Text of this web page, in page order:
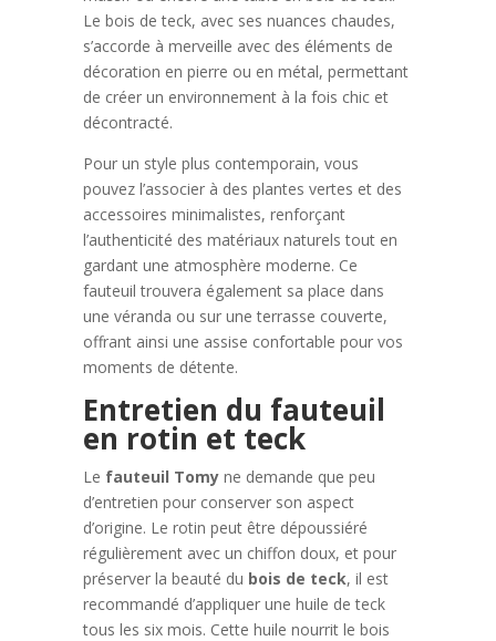
Le bois de teck, avec ses nuances chaudes,
s’accorde à merveille avec des éléments de
décoration en pierre ou en métal, permettant
de créer un environnement à la fois chic et
décontracté.
Pour un style plus contemporain, vous
pouvez l’associer à des plantes vertes et des
accessoires minimalistes, renforçant
l’authenticité des matériaux naturels tout en
gardant une atmosphère moderne. Ce
fauteuil trouvera également sa place dans
une véranda ou sur une terrasse couverte,
offrant ainsi une assise confortable pour vos
moments de détente.
Entretien du fauteuil
en rotin et teck
Le fauteuil Tomyne demande que peu
d’entretien pour conserver son aspect
d’origine. Le rotin peut être dépoussiéré
régulièrement avec un chiffon doux, et pour
préserver la beauté du bois de teck, il est
recommandé d’appliquer une huile de teck
tous les six mois. Cette huile nourrit le bois